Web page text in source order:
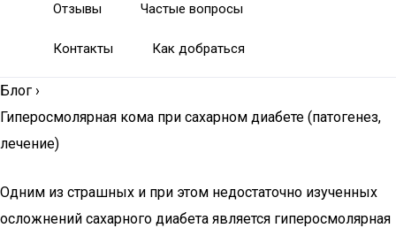
Отзывы Частые вопросы
Контакты Как добраться
Блог ›
Гиперосмолярная кома при сахарном диабете (патогенез,
лечение)
Одним из страшных и при этом недостаточно изученных
осложнений сахарного диабета является гиперосмолярная